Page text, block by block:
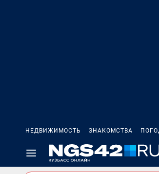
НЕДВИЖИМОСТЬ ЗНАКОМСТВА